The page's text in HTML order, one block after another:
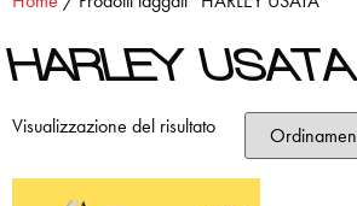
HARLEY USATA
Visualizzazione del risultato